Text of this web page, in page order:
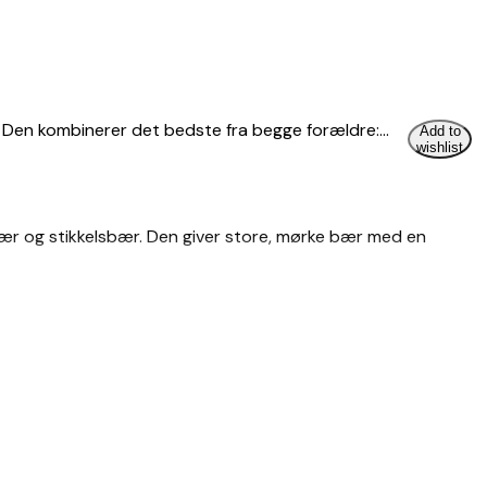
Add to
wishlist
kombinerer det bedste fra begge forældre:…
og stikkelsbær. Den giver store, mørke bær med en
hegn eller busketter. Bærrene modner i juli-